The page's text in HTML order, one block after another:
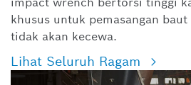
khusus untuk pemasangan
tidak akan kecewa.
Lihat Seluruh Ragam